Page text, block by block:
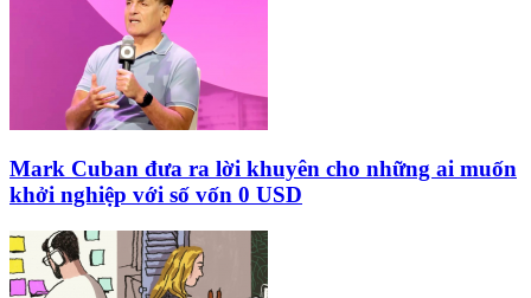
Mark Cuban đưa ra lời khuyên cho những ai muốn
khởi nghiệp với số vốn 0 USD